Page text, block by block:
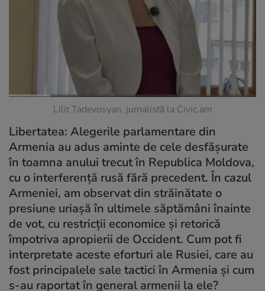
Lilit Tadevosyan, jurnalistă la Civic.am
Libertatea: Alegerile parlamentare din
Armenia au adus aminte de cele desfășurate
în toamna anului trecut în Republica Moldova,
cu o interferență rusă fără precedent. În cazul
Armeniei, am observat din străinătate o
presiune uriașă în ultimele săptămâni înainte
de vot, cu restricții economice și retorică
împotriva apropierii de Occident. Cum pot fi
interpretate aceste eforturi ale Rusiei, care au
fost principalele sale tactici în Armenia și cum
s-au raportat în general armenii la ele?